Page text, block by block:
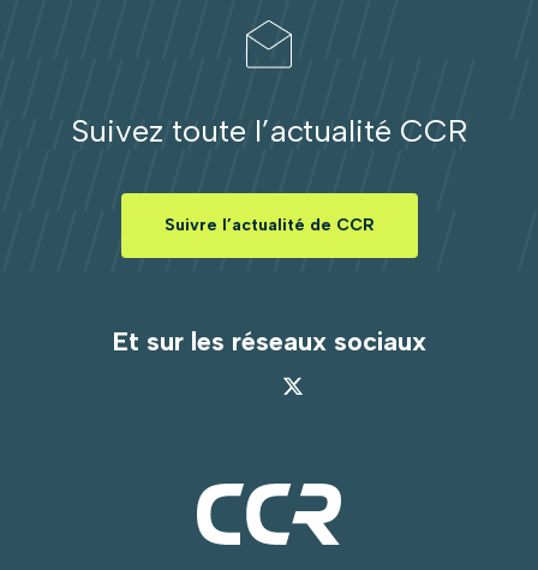
Suivez toute l’actualité CCR
Suivre l’actualité de CCR
Et sur les réseaux sociaux